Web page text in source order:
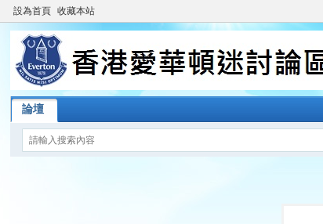
設為首頁 收藏本站
論壇